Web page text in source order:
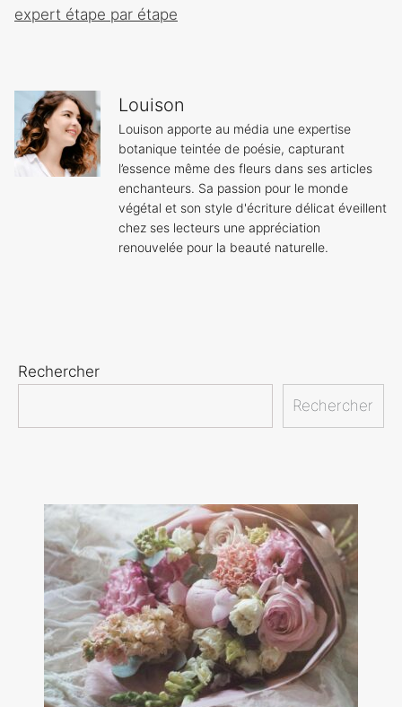
expert étape par étape
Louison
Louison apporte au média une expertise
botanique teintée de poésie, capturant
l’essence même des fleurs dans ses articles
enchanteurs. Sa passion pour le monde
végétal et son style d'écriture délicat éveillent
chez ses lecteurs une appréciation
renouvelée pour la beauté naturelle.
Rechercher
Rechercher